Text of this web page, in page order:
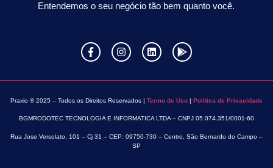
Entendemos o seu negócio tão bem quanto você.
Praxio ® 2025 – Todos os Direitos Reservados | Termo de Uso | Política de Privacidade
BGMRODOTEC TECNOLOGIA E INFORMATICA LTDA – CNPJ 05.074.351/0001-60
Rua Jose Versolato, 101 – Cj 31 – CEP: 09750-730 – Centro, São Bernardo do Campo –
SP